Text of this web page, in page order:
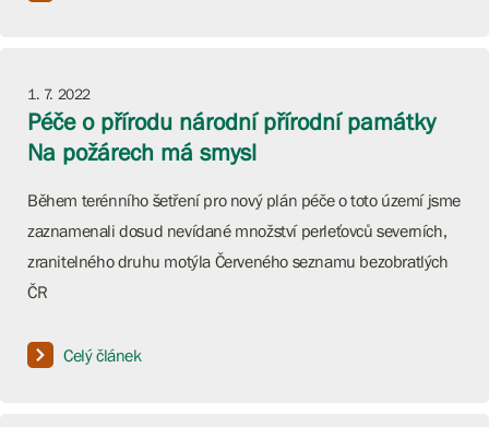
1. 7. 2022
Péče o přírodu národní přírodní památky
Na požárech má smysl
Během terénního šetření pro nový plán péče o toto území jsme
zaznamenali dosud nevídané množství perleťovců severních,
zranitelného druhu motýla Červeného seznamu bezobratlých
ČR
Celý článek